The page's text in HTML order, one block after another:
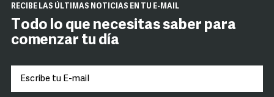
RECIBE LAS ÚLTIMAS NOTICIAS EN TU E-MAIL
Todo lo que necesitas saber para
comenzar tu día